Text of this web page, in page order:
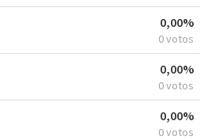
0,00%
0 votos
0,00%
0 votos
0,00%
0 votos